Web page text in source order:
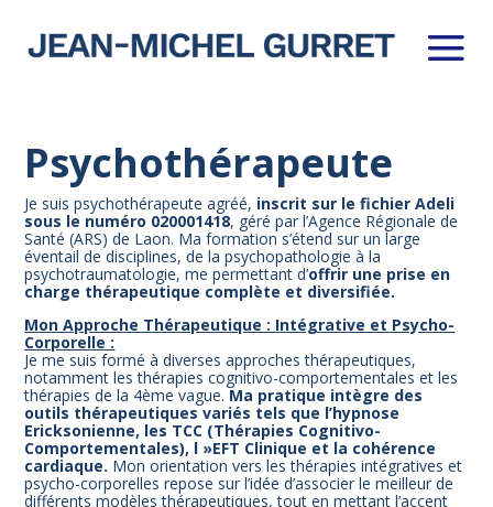
Psychothérapeute
Je suis psychothérapeute agréé, inscrit sur le fichier Adeli
sous le numéro 020001418, géré par l’Agence Régionale de
Santé (ARS) de Laon. Ma formation s’étend sur un large
éventail de disciplines, de la psychopathologie à la
psychotraumatologie, me permettant d’offrir une prise en
charge thérapeutique complète et diversifiée.
Mon Approche Thérapeutique : Intégrative et Psycho-
Corporelle :
Je me suis formé à diverses approches thérapeutiques,
notamment les thérapies cognitivo-comportementales et les
thérapies de la 4ème vague.Ma pratique intègre des
outils thérapeutiques variés tels que l’hypnose
Ericksonienne, les TCC (Thérapies Cognitivo-
Comportementales), l »EFT Clinique et la cohérence
cardiaque. Mon orientation vers les thérapies intégratives et
psycho-corporelles repose sur l’idée d’associer le meilleur de
différents modèles thérapeutiques, tout en mettant l’accent